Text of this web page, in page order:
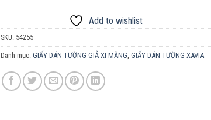
Add to wishlist
SKU: 54255
Danh mục: GIẤY DÁN TƯỜNG GIẢ XI MĂNG GIẤY DÁN TƯỜNG XAVIA